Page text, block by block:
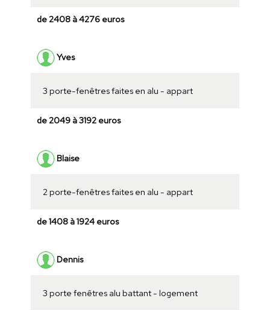
de 2408 à 4276 euros
Yves
3 porte-fenêtres faites en alu - appart
de 2049 à 3192 euros
Blaise
2 porte-fenêtres faites en alu - appart
de 1408 à 1924 euros
Dennis
3 porte fenêtres alu battant - logement